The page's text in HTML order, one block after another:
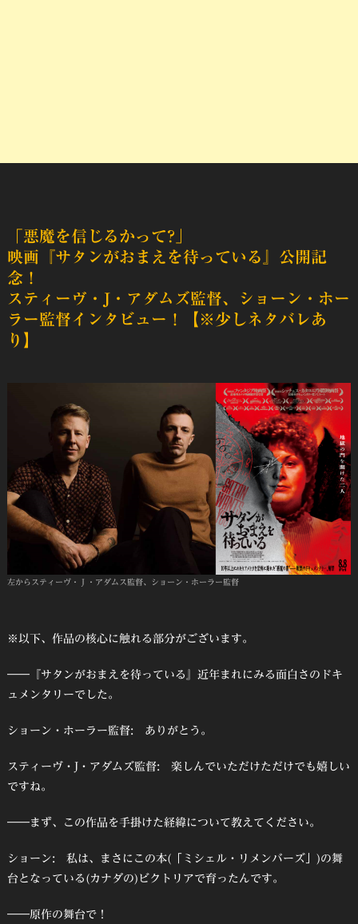
「悪魔を信じるかって?」
映画『サタンがおまえを待っている』公開記
念！
スティーヴ・J・アダムズ監督、ショーン・ホー
ラー監督インタビュー！【※少しネタバレあ
り】
左からスティーヴ・Ｊ・アダムス監督、ショーン・ホーラー監督
※以下、作品の核心に触れる部分がございます。
――『サタンがおまえを待っている』近年まれにみる面白さのドキ
ュメンタリーでした。
ショーン・ホーラー監督: ありがとう。
スティーヴ・J・アダムズ監督: 楽しんでいただけただけでも嬉しい
ですね。
――まず、この作品を手掛けた経緯について教えてください。
ショーン: 私は、まさにこの本(「ミシェル・リメンバーズ」)の舞
台となっている(カナダの)ビクトリアで育ったんです。
――原作の舞台で！